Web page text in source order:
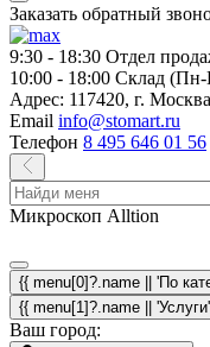
Заказать обратный
9:30 - 18:30 Отдел
10:00 - 18:00 Склад
Адрес: 117420, г.
Email info@stomart.ru
Телефон 8 495 646 01 56
Микроскоп Alltion
{{ menu[0]?.name || 'По
{{ menu[1]?.name ||
Ваш город: